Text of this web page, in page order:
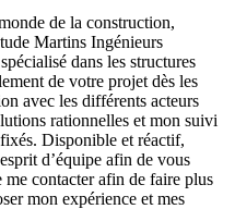
de la construction,
Martins Ingénieurs
dans les structures
de votre projet dès les
avec les différents acteurs
rationnelles et mon suivi
Disponible et réactif,
d’équipe afin de vous
contacter afin de faire plus
mon expérience et mes